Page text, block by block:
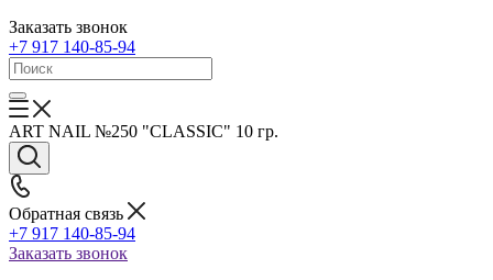
Заказать звонок
+7 917 140-85-94
ART NAIL №250 "CLASSIC" 10 гр.
Обратная связь
+7 917 140-85-94
Заказать звонок